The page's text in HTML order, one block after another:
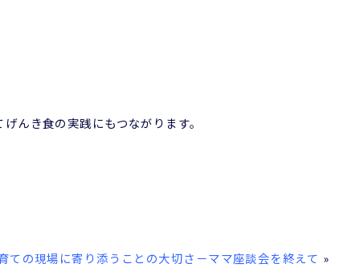
んき食の実践にもつながります。
ての現場に寄り添うことの大切さ－ママ座談会を終えて »